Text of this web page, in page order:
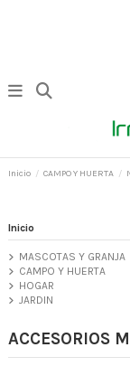
Inicio CAMPO Y HUERTA
ACCESORIOS
Inicio
MASCOTAS Y GRANJA
CAMPO Y HUERTA
HOGAR
JARDIN